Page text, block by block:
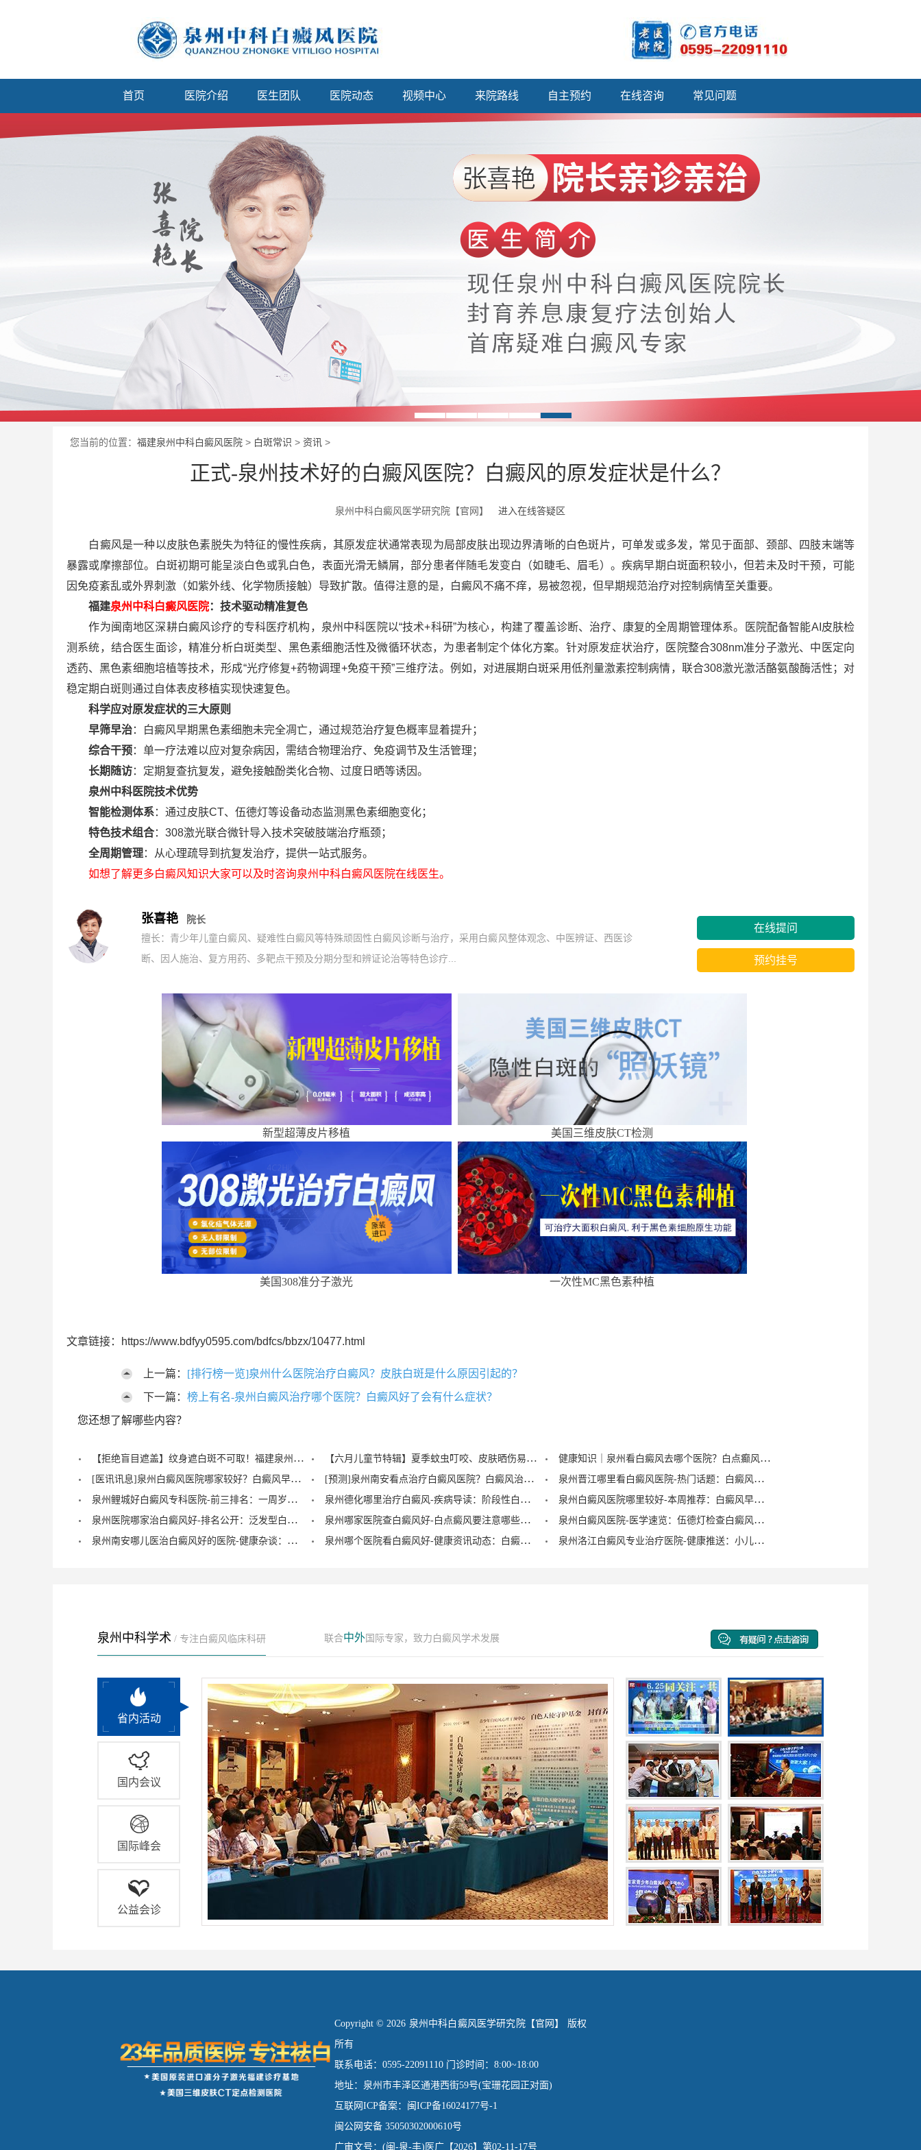
首页 医院介绍 医生团队 医院动态 视频中心 来院路线 自主预约 在线咨询 常见问题
您当前的位置： 福建泉州中科白癜风医院 > 白斑常识 > 资讯 >
正式-泉州技术好的白癜风医院？白癜风的原发症状是什么？
泉州中科白癜风医学研究院【官网】 进入在线答疑区
白癜风是一种以皮肤色素脱失为特征的慢性疾病，其原发症状通常表现为局部皮肤出现边界清晰的白色斑片，可单发或多发，常见于面部、颈部、四肢末端等
暴露或摩擦部位。白斑初期可能呈淡白色或乳白色，表面光滑无鳞屑，部分患者伴随毛发变白（如睫毛、眉毛）。疾病早期白斑面积较小，但若未及时干预，可能
因免疫紊乱或外界刺激（如紫外线、化学物质接触）导致扩散。值得注意的是，白癜风不痛不痒，易被忽视，但早期规范治疗对控制病情至关重要。
福建泉州中科白癜风医院：技术驱动精准复色
作为闽南地区深耕白癜风诊疗的专科医疗机构，泉州中科医院以“技术+科研”为核心，构建了覆盖诊断、治疗、康复的全周期管理体系。医院配备智能AI皮肤检
测系统，结合医生面诊，精准分析白斑类型、黑色素细胞活性及微循环状态，为患者制定个体化方案。针对原发症状治疗，医院整合308nm准分子激光、中医定向
透药、黑色素细胞培植等技术，形成“光疗修复+药物调理+免疫干预”三维疗法。例如，对进展期白斑采用低剂量激素控制病情，联合308激光激活酪氨酸酶活性；对
稳定期白斑则通过自体表皮移植实现快速复色。
科学应对原发症状的三大原则
早筛早治：白癜风早期黑色素细胞未完全凋亡，通过规范治疗复色概率显着提升；
综合干预：单一疗法难以应对复杂病因，需结合物理治疗、免疫调节及生活管理；
长期随访：定期复查抗复发，避免接触酚类化合物、过度日晒等诱因。
泉州中科医院技术优势
智能检测体系：通过皮肤CT、伍德灯等设备动态监测黑色素细胞变化；
特色技术组合：308激光联合微针导入技术突破肢端治疗瓶颈；
全周期管理：从心理疏导到抗复发治疗，提供一站式服务。
如想了解更多白癜风知识大家可以及时咨询泉州中科白癜风医院在线医生。
张喜艳
院长
擅长：青少年儿童白癜风、疑难性白癜风等特殊顽固性白癜风诊断与治疗，采用白癜风整体观念、中医辨证、西医诊
断、因人施治、复方用药、多靶点干预及分期分型和辨证论治等特色诊疗...
在线提问
预约挂号
新型超薄皮片移植 美国三维皮肤CT检测
美国308准分子激光 一次性MC黑色素种植
文章链接：https://www.bdfyy0595.com/bdfcs/bbzx/10477.html
上一篇： [排行榜一览]泉州什么医院治疗白癜风？皮肤白斑是什么原因引起的？
下一篇： 榜上有名-泉州白癜风治疗哪个医院？白癜风好了会有什么症状？
您还想了解哪些内容？
【拒绝盲目遮盖】纹身遮白斑不可取！福建泉州中科白癜风医院倡导科学诊疗，从根源唤醒黑色素 【六月儿童节特辑】夏季蚊虫叮咬、皮肤晒伤易成白斑“催化剂”，泉州中科：儿童白癜风暑期护理记住三个要点！
健康知识｜泉州看白癜风去哪个医院？白点癫风早期可以自愈？
[医讯讯息]泉州白癜风医院哪家较好？白癜风早期症状能治愈？
[预测]泉州南安看点治疗白癜风医院？白癜风治疗后泛红是怎么回事？
泉州晋江哪里看白癜风医院-热门话题：白癜风症状有哪些？
泉州鲤城好白癜风专科医院-前三排名：一周岁宝宝有白癜风症状？
泉州德化哪里治疗白癜风-疾病导读：阶段性白癜风的症状？
泉州白癜风医院哪里较好-本周推荐：白癜风早期症状如何确诊？
泉州医院哪家治白癜风好-排名公开：泛发型白癜风怎么治疗才正确？
泉州哪家医院查白癜风好-白点癜风要注意哪些饮食禁忌？
泉州白癜风医院-医学速览：伍德灯检查白癜风症状？
泉州南安哪儿医治白癜风好的医院-健康杂谈：治疗儿童脚部白癜风要注重什么？
泉州哪个医院看白癜风好-健康资讯动态：白癜风的症状早期图片？ 泉州洛江白癜风专业治疗医院-健康推送：小儿脸上有白斑是什么原因？
泉州中科学术 / 专注白癜风临床科研 联合中外国际专家，致力白癜风学术发展
省内活动
国内会议
国际峰会
公益会诊
Copyright © 2026 泉州中科白癜风医学研究院【官网】 版权
所有
联系电话：0595-22091110 门诊时间：8:00~18:00
地址：泉州市丰泽区通港西街59号(宝珊花园正对面)
互联网ICP备案：闽ICP备16024177号-1
闽公网安备 35050302000610号
广审文号：(闽-泉-丰)医广【2026】第02-11-17号